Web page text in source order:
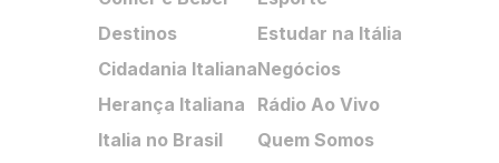
Destinos
Cidadania Italiana
Herança Italiana
Italia no Brasil
Estudar na Itália
Negócios
Rádio Ao Vivo
Quem Somos